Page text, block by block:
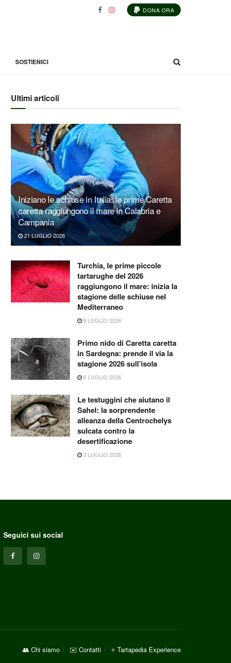
DONA ORA
SOSTIENICI
Ultimi articoli
Iniziano le schiuse in Italia: le prime Caretta
caretta raggiungono il mare in Calabria e
Campania
21 LUGLIO 2026
Turchia, le prime piccole
tartarughe del 2026
raggiungono il mare: inizia la
stagione delle schiuse nel
Mediterraneo
9 LUGLIO 2026
Primo nido di Caretta caretta
in Sardegna: prende il via la
stagione 2026 sull’isola
6 LUGLIO 2026
Le testuggini che aiutano il
Sahel: la sorprendente
alleanza della Centrochelys
sulcata contro la
desertificazione
3 LUGLIO 2026
Seguici sui social
👥 Chi siamo ✉️ Contatti ⭐ Tartapedia Experience